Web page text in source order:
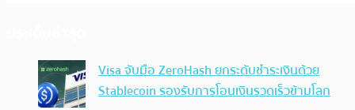
Visa จับมือ ZeroHash ยกระดับชำระเงินด้วย
Stablecoin รองรับการโอนเงินรวดเร็วข้ามโลก